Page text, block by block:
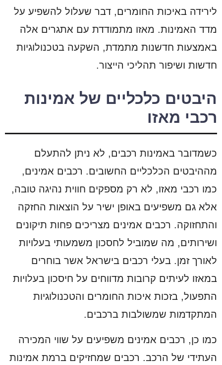
לירידה באיכות החומרים, דבר שעלול להשפיע על
מדד האמינות. מאזו מתמודדת עם אתגרים אלה
באמצעות חדשנות מתמדת, השקעה בטכנולוגיות
חדשות ושיפור תהליכי הייצור.
היבטים כלכליים של אמינות
רכבי מאזו
כשמדובר באמינות רכבים, לא ניתן להתעלם
מההיבטים הכלכליים החשובים. רכבים אמינים,
כמו רכבי מאזו, לא רק מספקים חווית נהיגה טובה,
אלא גם משפיעים באופן ישיר על הוצאות החזקה
והתחזוקה. רכבים אמינים מצריכים פחות תיקונים
ושירותים, מה שמוביל לחסכון משמעותי בעלויות
לאורך זמן. בעלי רכבים בישראל אשר בוחרים
במאזו לעיתים קרובות מדווחים על חיסכון בעלויות
התפעול, בזכות איכות החומרים והטכנולוגיות
המתקדמות שמשולבות ברכבים.
כמו כן, רכבים אמינים משפיעים על שווי המכירה
העתידי של הרכב. רכבים שמחזיקים ברמת אמינות